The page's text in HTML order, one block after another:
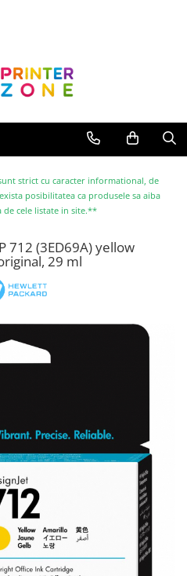
strict cu caracter informational, de
posibilitatea ca produsele sa aiba
de cele listate in site.**
712 (3ED69A) yellow
29 ml